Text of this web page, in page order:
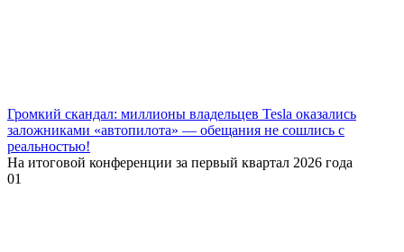
Громкий скандал: миллионы владельцев Tesla оказались
заложниками «автопилота» — обещания не сошлись с
реальностью!
На итоговой конференции за первый квартал 2026 года
01